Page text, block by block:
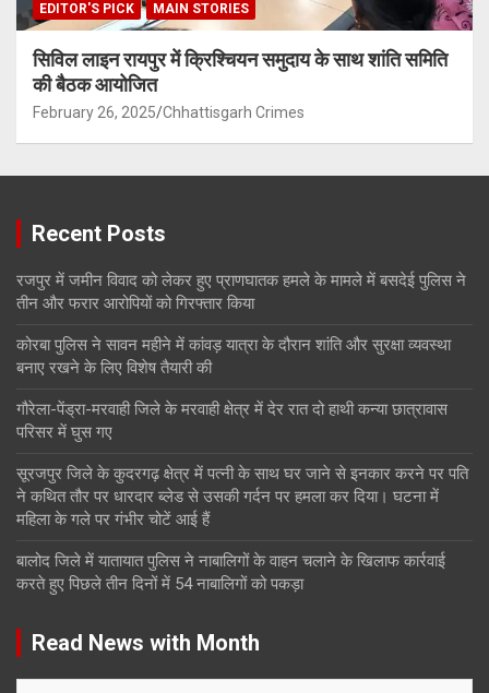
EDITOR'S PICK MAIN STORIES
सिविल लाइन रायपुर में क्रिश्चियन समुदाय के साथ शांति समिति
की बैठक आयोजित
February 26, 2025 Chhattisgarh Crimes
Recent Posts
रजपुर में जमीन विवाद को लेकर हुए प्राणघातक हमले के मामले में बसदेई पुलिस ने
तीन और फरार आरोपियों को गिरफ्तार किया
कोरबा पुलिस ने सावन महीने में कांवड़ यात्रा के दौरान शांति और सुरक्षा व्यवस्था
बनाए रखने के लिए विशेष तैयारी की
गौरेला-पेंड्रा-मरवाही जिले के मरवाही क्षेत्र में देर रात दो हाथी कन्या छात्रावास
परिसर में घुस गए
सूरजपुर जिले के कुदरगढ़ क्षेत्र में पत्नी के साथ घर जाने से इनकार करने पर पति
ने कथित तौर पर धारदार ब्लेड से उसकी गर्दन पर हमला कर दिया। घटना में
महिला के गले पर गंभीर चोटें आई हैं
बालोद जिले में यातायात पुलिस ने नाबालिगों के वाहन चलाने के खिलाफ कार्रवाई
करते हुए पिछले तीन दिनों में 54 नाबालिगों को पकड़ा
Read News with Month